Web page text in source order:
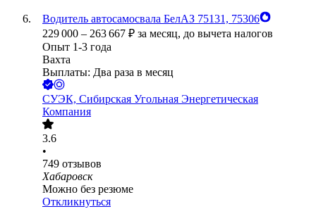
Водитель автосамосвала БелАЗ 75131, 75306
229 000 – 263 667 ₽ за месяц, до вычета налогов
Опыт 1-3 года
Вахта
Выплаты: Два раза в месяц
СУЭК, Сибирская Угольная Энергетическая
Компания
3.6
•
749 отзывов
Хабаровск
Можно без резюме
Откликнуться